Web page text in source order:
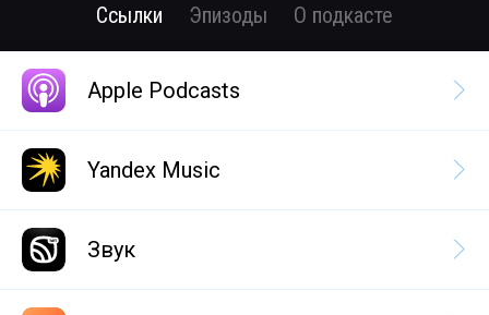
Ссылки Эпизоды О подкасте
Apple Podcasts
Yandex Music
Звук